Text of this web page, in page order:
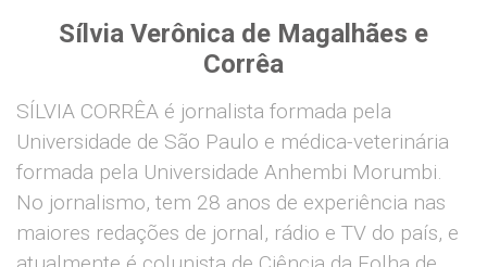
Sílvia Verônica de Magalhães e
Corrêa
SÍLVIA CORRÊA é jornalista formada pela
Universidade de São Paulo e médica-veterinária
formada pela Universidade Anhembi Morumbi.
No jornalismo, tem 28 anos de experiência nas
maiores redações de jornal, rádio e TV do país, e